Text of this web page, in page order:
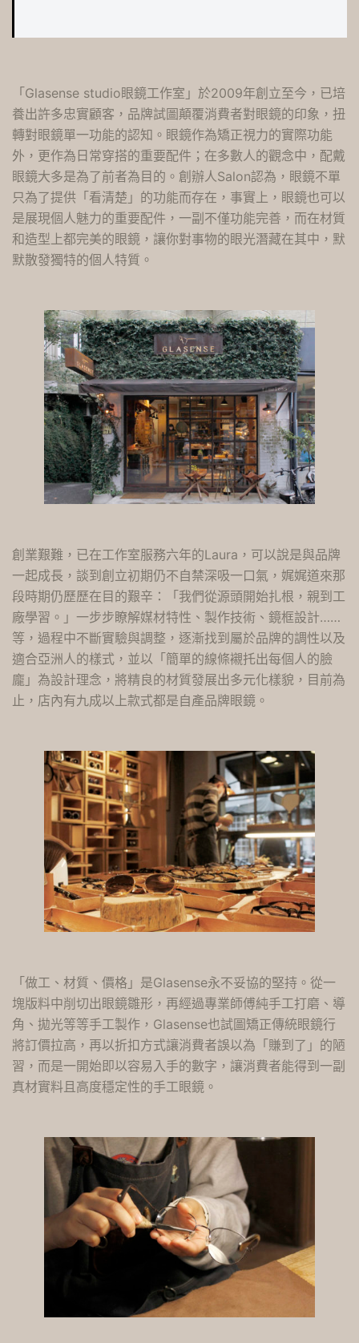
「Glasense studio眼鏡工作室」於2009年創立至今，已培
養出許多忠實顧客，品牌試圖顛覆消費者對眼鏡的印象，扭
轉對眼鏡單一功能的認知。眼鏡作為矯正視力的實際功能
外，更作為日常穿搭的重要配件；在多數人的觀念中，配戴
眼鏡大多是為了前者為目的。創辦人Salon認為，眼鏡不單
只為了提供「看清楚」的功能而存在，事實上，眼鏡也可以
是展現個人魅力的重要配件，一副不僅功能完善，而在材質
和造型上都完美的眼鏡，讓你對事物的眼光潛藏在其中，默
默散發獨特的個人特質。
創業艱難，已在工作室服務六年的Laura，可以說是與品牌
一起成長，談到創立初期仍不自禁深吸一口氣，娓娓道來那
段時期仍歷歷在目的艱辛：「我們從源頭開始扎根，親到工
廠學習。」一步步瞭解媒材特性、製作技術、鏡框設計……
等，過程中不斷實驗與調整，逐漸找到屬於品牌的調性以及
適合亞洲人的樣式，並以「簡單的線條襯托出每個人的臉
龐」為設計理念，將精良的材質發展出多元化樣貌，目前為
止，店內有九成以上款式都是自產品牌眼鏡。
「做工、材質、價格」是Glasense永不妥協的堅持。從一
塊版料中削切出眼鏡雛形，再經過專業師傅純手工打磨、導
角、拋光等等手工製作，Glasense也試圖矯正傳統眼鏡行
將訂價拉高，再以折扣方式讓消費者誤以為「賺到了」的陋
習，而是一開始即以容易入手的數字，讓消費者能得到一副
真材實料且高度穩定性的手工眼鏡。